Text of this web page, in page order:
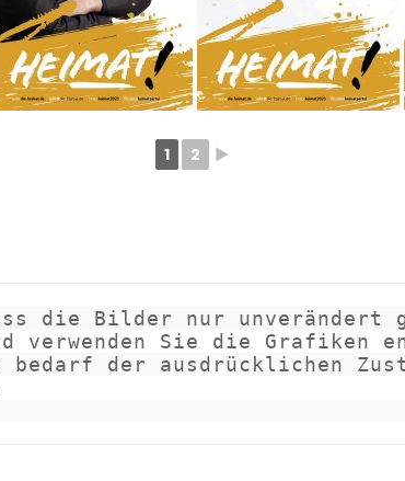
1 2 ►
die Bilder nur unverändert
verwenden Sie die Grafiken
bedarf der ausdrücklichen